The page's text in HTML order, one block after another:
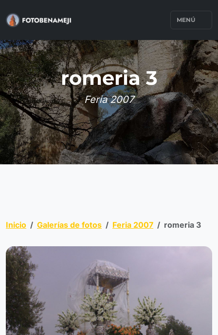
MENÚ
romeria 3
Feria 2007
Inicio Galerías de fotos Feria 2007 romeria 3